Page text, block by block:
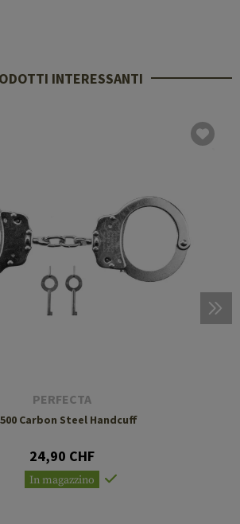
INTERESSANTI
PERFECTA
Carbon Steel Handcuff
24,90 CHF
In magazzino